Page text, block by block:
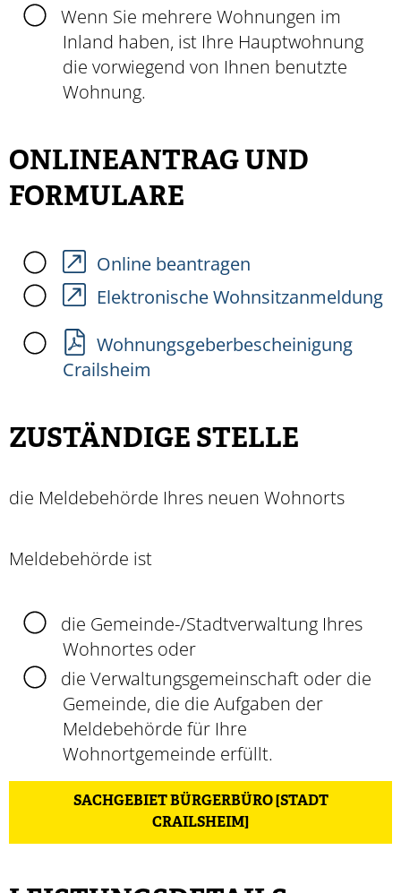
Wenn Sie mehrere Wohnungen im
Inland haben, ist Ihre Hauptwohnung
die vorwiegend von Ihnen benutzte
Wohnung.
ONLINEANTRAG UND
FORMULARE
Online beantragen
Elektronische Wohnsitzanmeldung
Wohnungsgeberbescheinigung
Crailsheim
ZUSTÄNDIGE STELLE
die Meldebehörde Ihres neuen Wohnorts
Meldebehörde ist
die Gemeinde-/Stadtverwaltung Ihres
Wohnortes oder
die Verwaltungsgemeinschaft oder die
Gemeinde, die die Aufgaben der
Meldebehörde für Ihre
Wohnortgemeinde erfüllt.
SACHGEBIET BÜRGERBÜRO [STADT
CRAILSHEIM]